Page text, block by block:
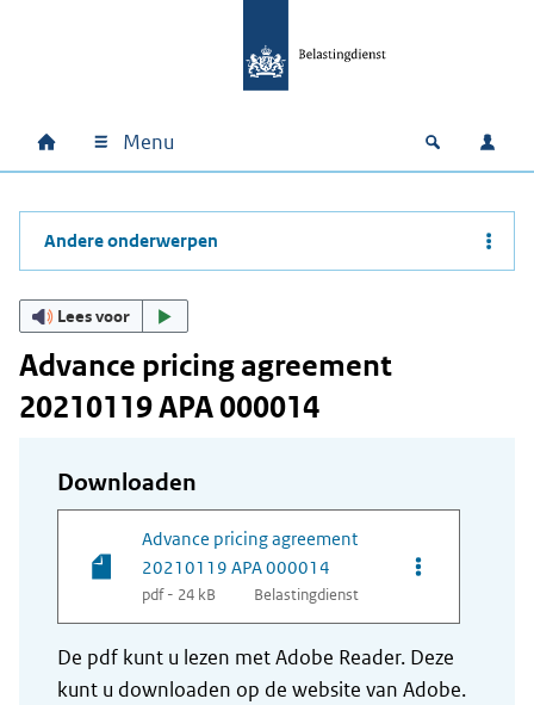
Hoofdnavigatie
Home Menu Open
Andere onderwerpen
Lees voor
Advance pricing agreement
20210119 APA 000014
Downloaden
Advance pricing agreement
20210119 APA 000014
pdf - 24 kB Belastingdienst
Opties van
De pdf kunt u lezen met Adobe Reader. Deze
kunt u downloaden op de website van Adobe.